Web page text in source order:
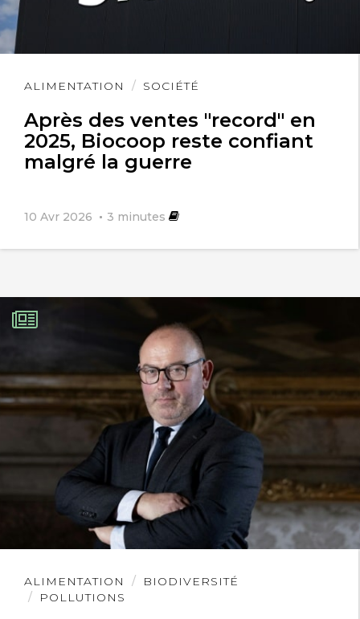
ALIMENTATION SOCIÉTÉ
Après des ventes "record" en
2025, Biocoop reste confiant
malgré la guerre
10 Avr 2026 3 minutes
Lire
ALIMENTATION
BIODIVERSITÉ
POLLUTIONS
Lire
l'article